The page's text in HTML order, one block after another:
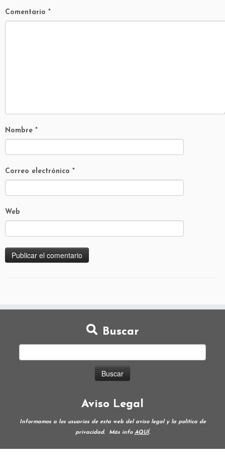
Comentario *
Nombre *
Correo electrónico *
Web
Buscar
Aviso Legal
Informamos a los usuarios de esta web del aviso legal y la política de
privacidad.
Más info AQUÍ.